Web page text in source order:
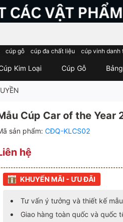
cúp gỗ cúp đa chất liệu cúp vinh danh
Kim Loại Cúp Gỗ
Cúp Car of the Year
sản phẩm: CĐQ-KLCS02
hệ
KHUYẾN MÃI - ƯU ĐÃI
Tư vấn ý tưởng và thiết kế
Giao hàng toàn quốc và quốc